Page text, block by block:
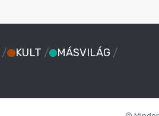
/ KULT / MÁSVILÁG /